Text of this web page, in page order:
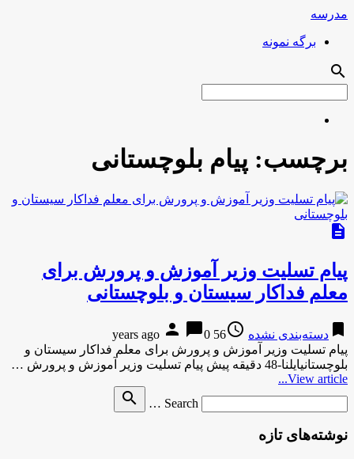
مدرسه
برگه نمونه
search
برچسب: پیام بلوچستانی
description
پیام تسلیت وزیر آموزش و پرورش برای
معلم فداکار سیستان و بلوچستانی
bookmark دسته‌بندی نشده access_time
56 years ago
person chat_bubble0
پیام تسلیت وزیر آموزش و پرورش برای معلم فداکار سیستان و
بلوچستانیایلنا-48 دقیقه پیش پیام تسلیت وزیر آموزش و پرورش …
View article...
Search …
search
نوشته‌های تازه